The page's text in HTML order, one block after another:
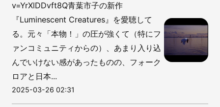
v=YrXlDDvft8Q青葉市子の新作
『Luminescent Creatures』を愛聴して
る。元々「本物！」の圧が強くて（特にフ
ァンコミュニティからの）、あまり入り込
んでいけない感があったものの、フォーク
ロアと日本...
2025-03-26 02:31